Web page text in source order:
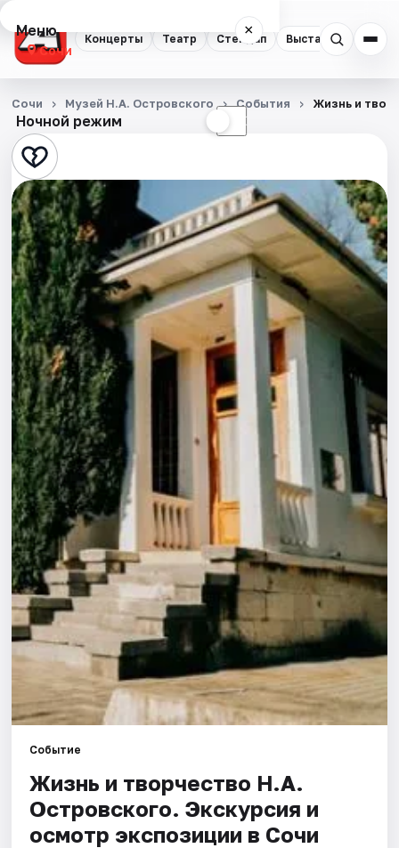
Концерты Театр Стендап Выставки
Меню ×
Сочи
Концерты
Театр
Стендап
Выставки
Квесты
Экскурсии
Спорт
События
Города
Площадки
Артисты
Рейтинги
Ночной режим ☾
Сочи Музей Н.А. Островского События Жизнь и
Событие
Жизнь и творчество Н.А.
Островского. Экскурсия и
осмотр экспозиции в Сочи